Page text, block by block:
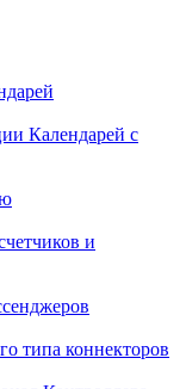
Календарей с
и
типа коннекторов